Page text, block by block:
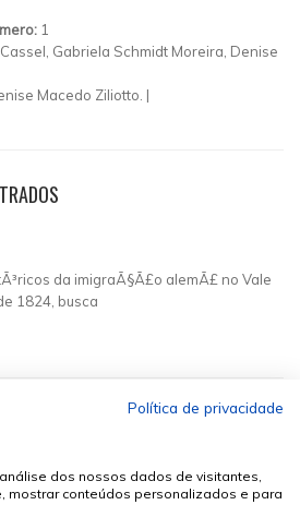
1
Gabriela Schmidt Moreira, Denise
Macedo Ziliotto. |
da imigraÃ§Ã£o alemÃ£ no Vale
1824, busca
Política de privacidade
dos nossos dados de visitantes,
mostrar conteúdos personalizados e para